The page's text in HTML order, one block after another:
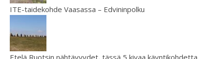
ITE-taidekohde Vaasassa – Edvininpolku